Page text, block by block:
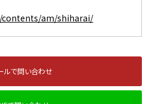
am/shiharai/
ルで問い合わせ